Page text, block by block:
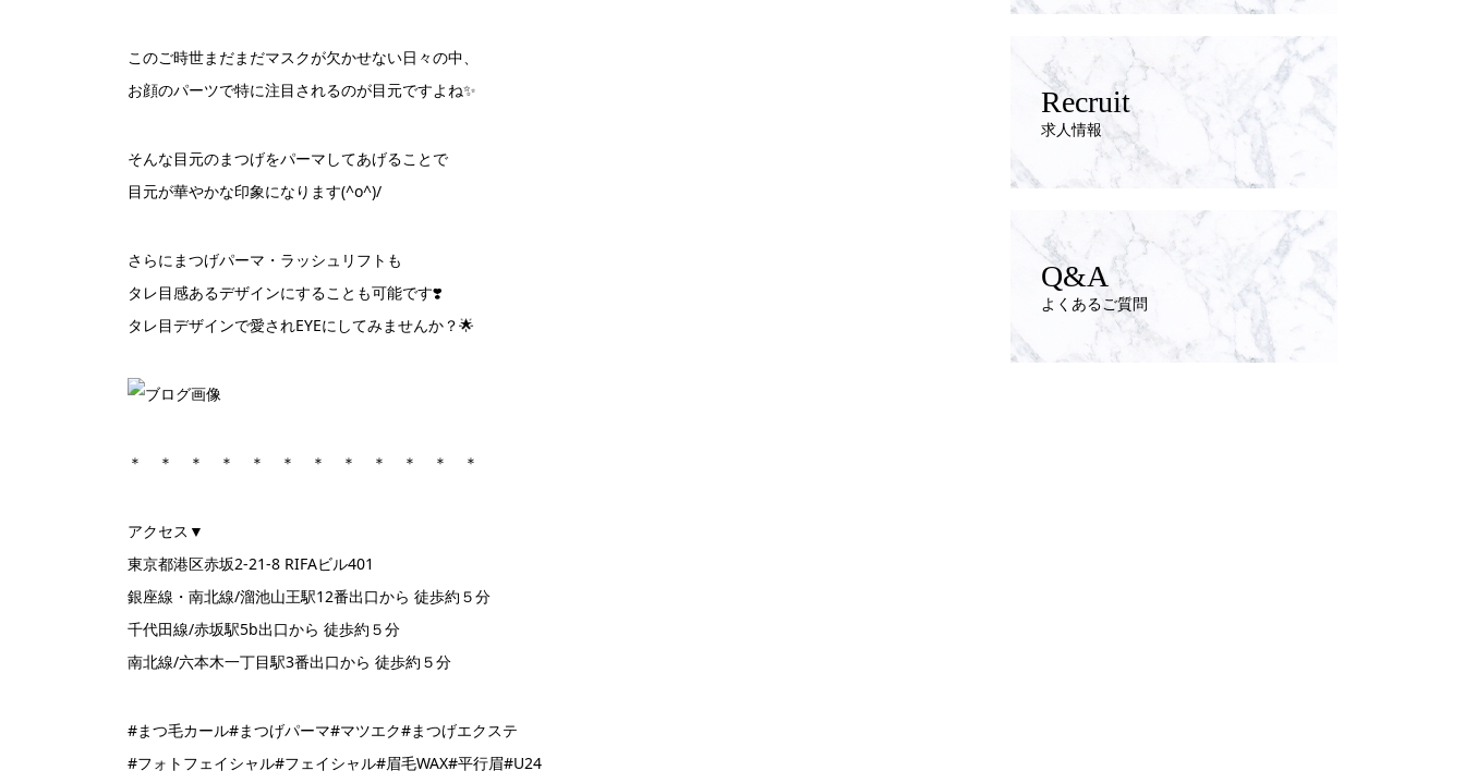
このご時世まだまだマスクが欠かせない日々の中、
お顔のパーツで特に注目されるのが目元ですよね✨
そんな目元のまつげをパーマしてあげることで
目元が華やかな印象になります(^o^)/
さらにまつげパーマ・ラッシュリフトも
タレ目感あるデザインにすることも可能です❣️
タレ目デザインで愛されEYEにしてみませんか？🌟
＊ ＊ ＊ ＊ ＊ ＊ ＊ ＊ ＊ ＊ ＊ ＊
アクセス▼
東京都港区赤坂2-21-8 RIFAビル401
銀座線・南北線/溜池山王駅12番出口から 徒歩約５分
千代田線/赤坂駅5b出口から 徒歩約５分
南北線/六本木一丁目駅3番出口から 徒歩約５分
#まつ毛カール#まつげパーマ#マツエク#まつげエクステ
#フォトフェイシャル#フェイシャル#眉毛WAX#平行眉#U24
Recruit
求人情報
Q&A
よくあるご質問